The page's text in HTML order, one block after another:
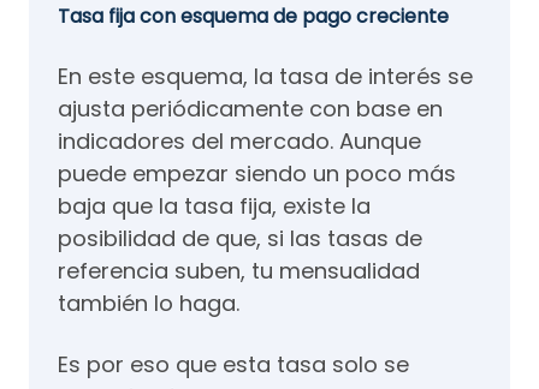
Tasa fija con esquema de pago creciente
En este esquema, la tasa de interés se
ajusta periódicamente con base en
indicadores del mercado. Aunque
puede empezar siendo un poco más
baja que la tasa fija, existe la
posibilidad de que, si las tasas de
referencia suben, tu mensualidad
también lo haga.
Es por eso que esta tasa solo se